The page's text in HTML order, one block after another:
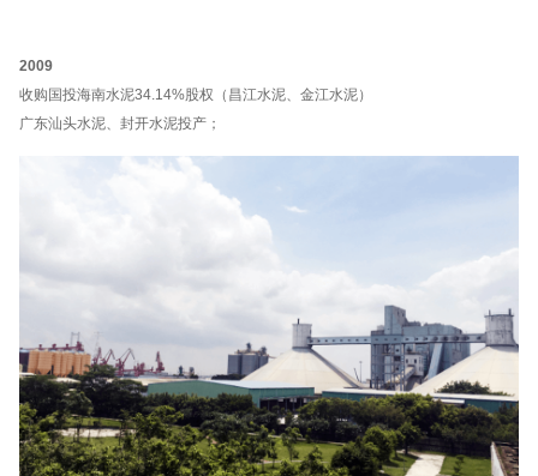
2009
收购国投海南水泥34.14%股权（昌江水泥、金江水泥）
广东汕头水泥、封开水泥投产；